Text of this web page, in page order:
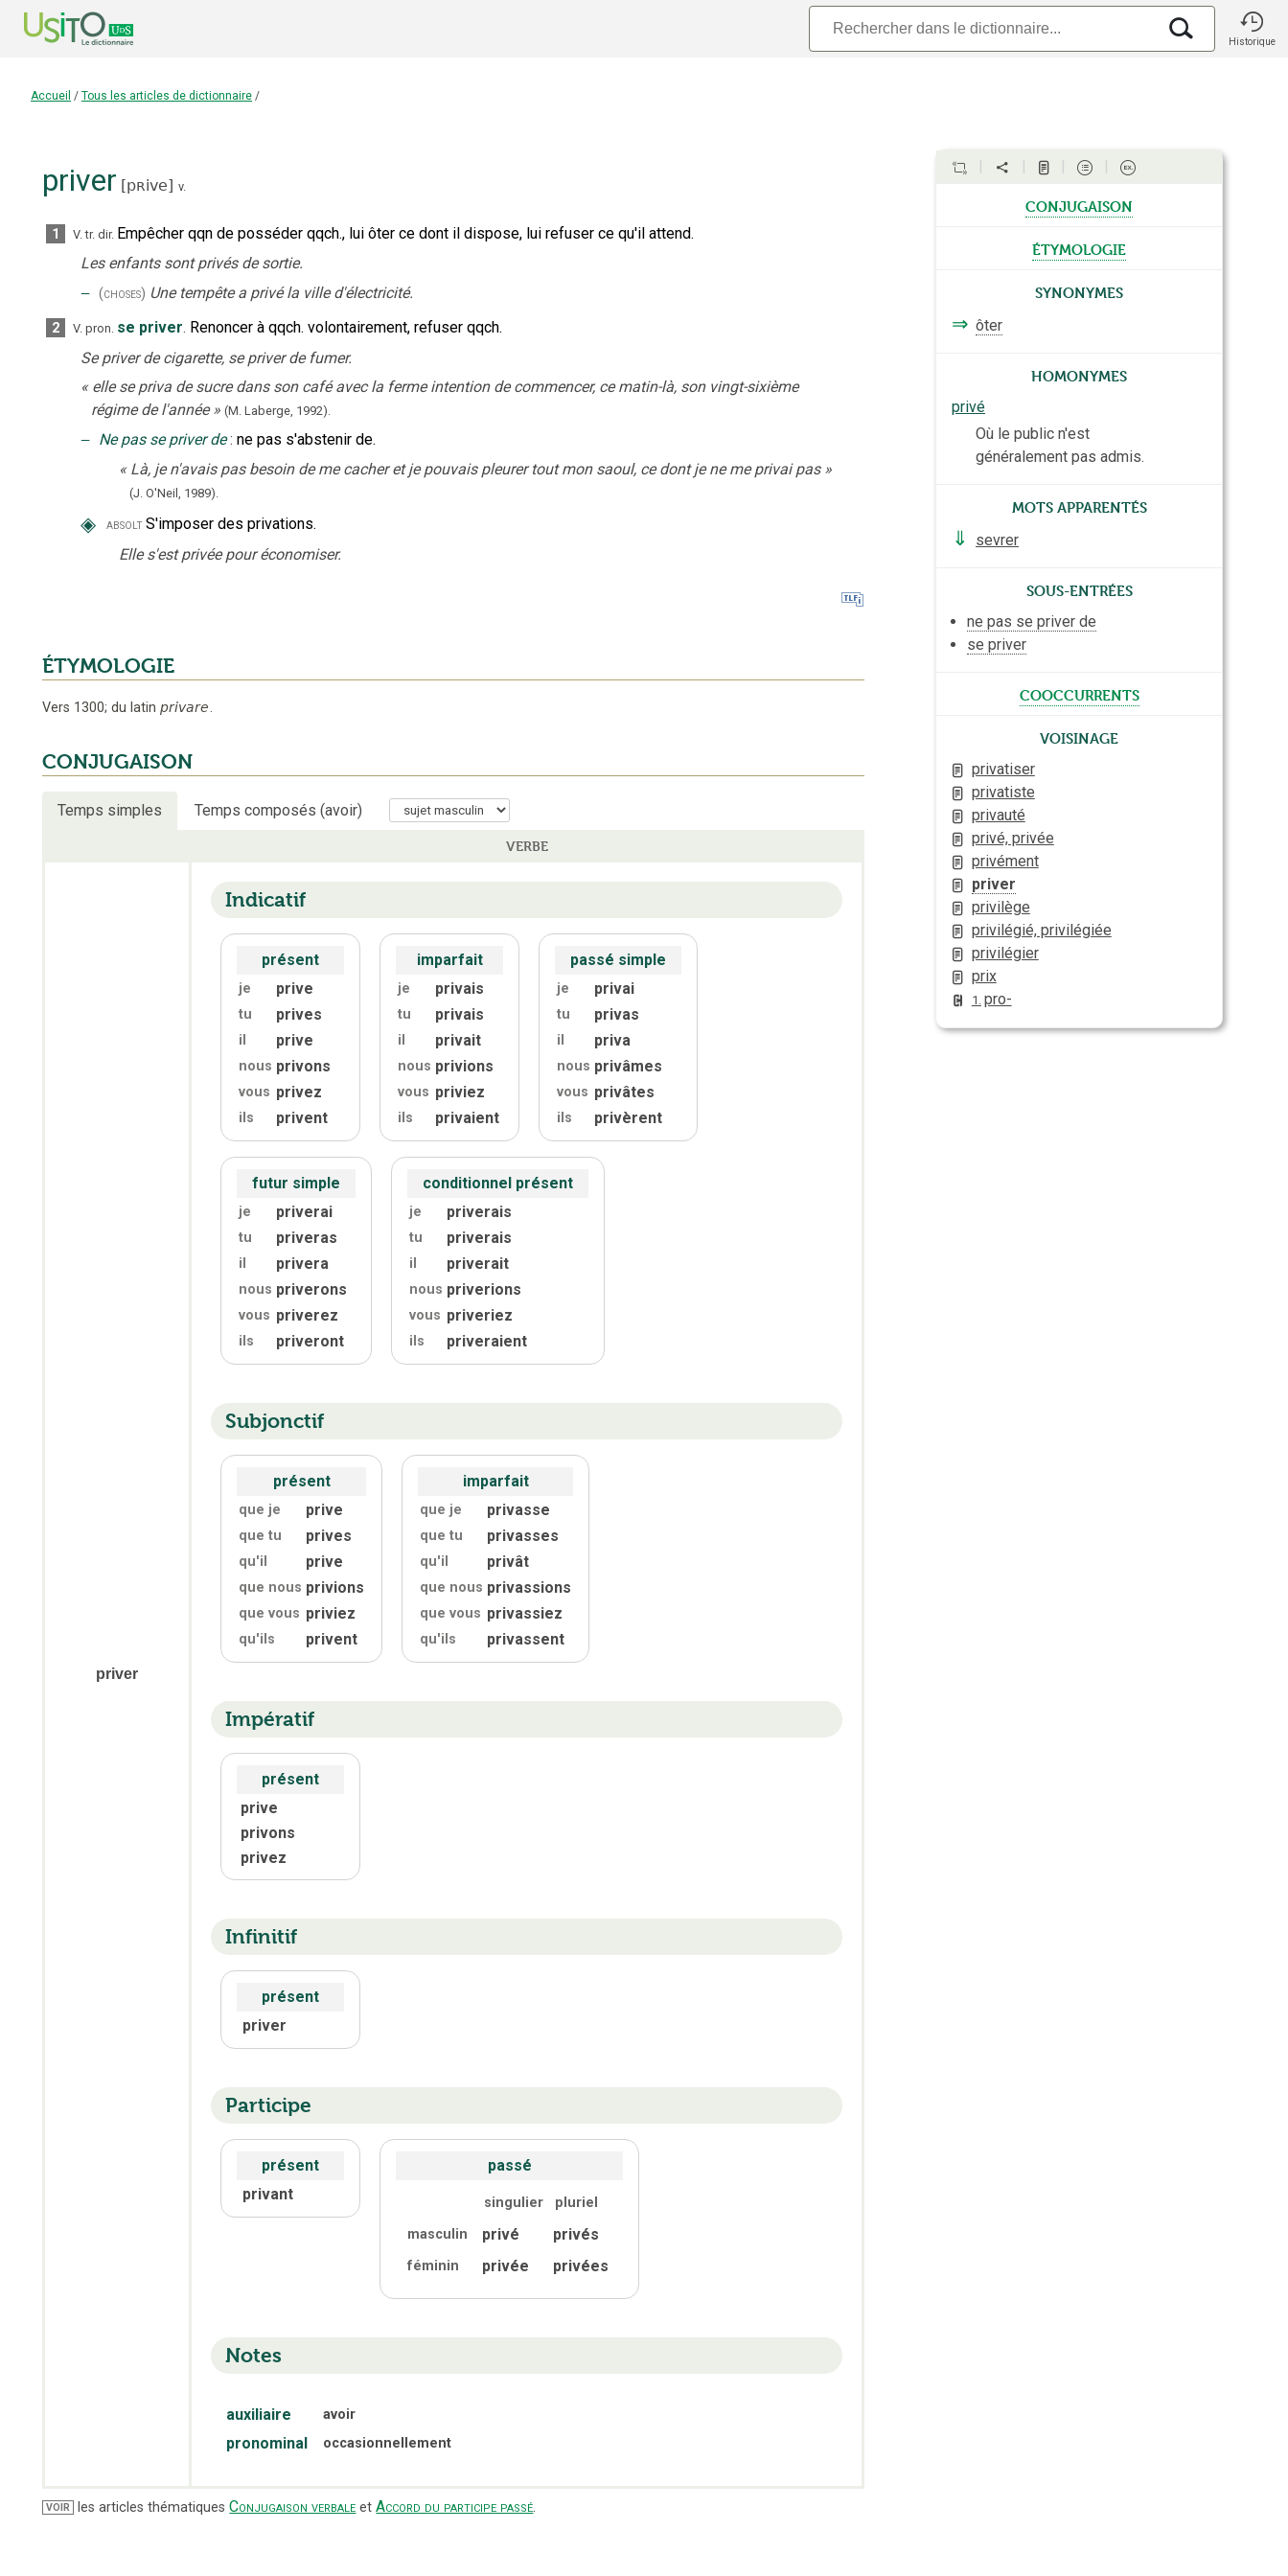
Historique
Accueil / Tous les articles de dictionnaire /
priver [pʀive] v.
1 V. tr. dir. Empêcher qqn de posséder qqch., lui ôter ce dont il dispose, lui refuser ce qu'il attend.
Les enfants sont privés de sortie.
‒ (choses) Une tempête a privé la ville d'électricité.
2 V. pron. se priver. Renoncer à qqch. volontairement, refuser qqch.
Se priver de cigarette, se priver de fumer.
« elle se priva de sucre dans son café avec la ferme intention de commencer, ce matin-là, son vingt-sixième
régime de l'année » (M. Laberge, 1992).
‒ Ne pas se priver de : ne pas s'abstenir de.
« Là, je n'avais pas besoin de me cacher et je pouvais pleurer tout mon saoul, ce dont je ne me privai pas »
(J. O'Neil, 1989).
◈ absolt S'imposer des privations.
Elle s'est privée pour économiser.
ÉTYMOLOGIE
Vers 1300; du latin privare.
CONJUGAISON
Temps simples Temps composés (avoir)
VERBE
priver
Indicatif
présent
je prive
tu prives
il prive
nous privons
vous privez
ils privent
imparfait
je privais
tu privais
il privait
nous privions
vous priviez
ils privaient
passé simple
je privai
tu privas
il priva
nous privâmes
vous privâtes
ils privèrent
futur simple
je priverai
tu priveras
il privera
nous priverons
vous priverez
ils priveront
conditionnel présent
je priverais
tu priverais
il priverait
nous priverions
vous priveriez
ils priveraient
Subjonctif
présent
que je prive
que tu prives
qu'il prive
que nous privions
que vous priviez
qu'ils privent
imparfait
que je privasse
que tu privasses
qu'il privât
que nous privassions
que vous privassiez
qu'ils privassent
Impératif
présent
prive
privons
privez
Infinitif
présent
priver
Participe
présent
privant
passé
singulier
pluriel
masculin
privé privés
féminin privée privées
Notes
auxiliaire avoir
pronominal occasionnellement
VOIR les articles thématiques Conjugaison verbale etAccord du participe passé.
conjugaison
étymologie
Synonymes
⇒ ôter
Homonymes
privé
Où le public n'est
généralement pas admis.
Mots apparentés
⇓
sevrer
Sous-entrées
ne pas se priver de
se priver
cooccurrents
Voisinage
privatiser
privatiste
privauté
privé, privée
privément
priver
privilège
privilégié, privilégiée
privilégier
prix
1. pro-